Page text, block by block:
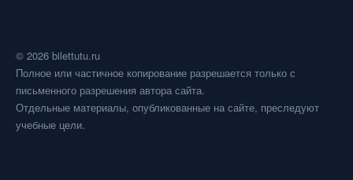
© 2026 bilettutu.ru
Полное или частичное копирование разрешается только с
письменного разрешения автора сайта.
Отдельные материалы, опубликованные на сайте, преследуют
учебные цели.